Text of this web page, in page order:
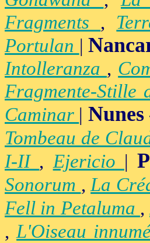
Fragments ,
Portulan |
Intolleranza ,
Fragmente-Stille
Caminar | Nunes
Tombeau de
I-II ,Ejericio |
Sonorum ,La
Fell in Petaluma ,
,L'Oiseau